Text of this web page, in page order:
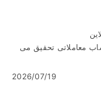
معاملاتی تحقیق می
2026/07/19